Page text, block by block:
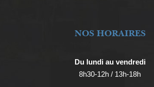
NOS HORAIRES
Du lundi au vendredi
8h30-12h / 13h-18h